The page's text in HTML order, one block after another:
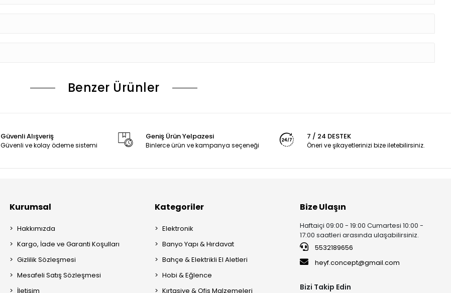
Benzer Ürünler
Güvenli Alışveriş
Güvenli ve kolay ödeme sistemi
Geniş Ürün Yelpazesi
Binlerce ürün ve kampanya seçeneği
7 / 24 DESTEK
Öneri ve şikayetlerinizi bize iletebilirsiniz.
Kurumsal
Hakkımızda
Kargo, İade ve Garanti Koşulları
Gizlilik Sözleşmesi
Mesafeli Satış Sözleşmesi
İletişim
Kategoriler
Elektronik
Banyo Yapı & Hırdavat
Bahçe & Elektrikli El Aletleri
Hobi & Eğlence
Kırtasiye & Ofis Malzemeleri
Bize Ulaşın
Haftaiçi 09:00 - 19:00 Cumartesi 10:00 -
17:00 saatleri arasında ulaşabilirsiniz.
5532189656
heyf.concept@gmail.com
Bizi Takip Edin